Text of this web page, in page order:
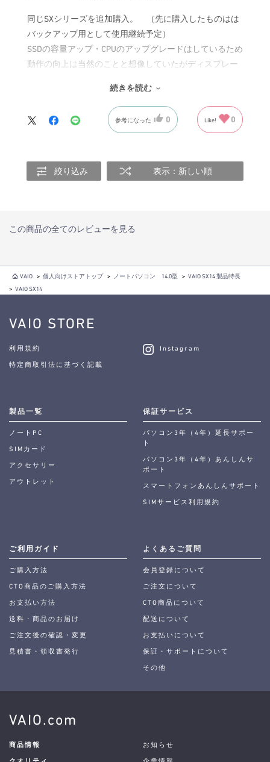
同じSXシリーズを追加購入。 （先に購入したものはは
バックアップ用として使用継続予定）
SSDの容量アップ・CPUのアップグレードはしているため
動作の向上は当然のことと想像していたがディスプレー
続きを読む
参考になった 0 Like! 0
絞り込み 表示：新しい順
この商品の全てのレビューを見る
VAIO > 個人向けストアトップ > ノートパソコン 14.0型 > VAIO SX14 製品特長
> VAIO SX14
VAIO STORE
利用規約
特定商取引法に基づく記載
Instagram
製品一覧
ノートPC
SIMカード
アクセサリー
アウトレット
保証サービス
パソコン3年（4年）延長サポー
ト
パソコン3年（4年）あんしんサ
ポート
スマートフォンあんしんサポート
SIMサービス利用規約
ご利用ガイド
ご購入方法
CTO商品のご購入方法
お支払い方法
送料・商品のお届け
ご注文後の確認・変更
見積書・領収書発行
よくあるご質問
会員登録について
ご注文について
CTO商品について
配送について
お支払いについて
保証・サポートについて
その他
VAIO.com
商品情報 お知らせ